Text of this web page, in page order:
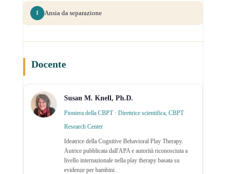
1 Ansia da separazione
Docente
Susan M. Knell, Ph.D.
Pioniera della CBPT · Direttrice scientifica, CBPT
Research Center
Ideatrice della Cognitive Behavioral Play Therapy.
Autrice pubblicata dall'APA e autorità riconosciuta a
livello internazionale nella play therapy basata su
evidenze per bambini.